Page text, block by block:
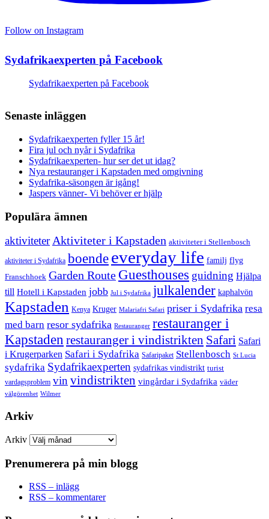
Follow on Instagram
Sydafrikaexperten på Facebook
Sydafrikaexperten på Facebook
Senaste inläggen
Sydafrikaexperten fyller 15 år!
Fira jul och nyår i Sydafrika
Sydafrikaexperten- hur ser det ut idag?
Nya restauranger i Kapstaden med omgivning
Sydafrika-säsongen är igång!
Jaspers vänner- Vi behöver er hjälp
Populära ämnen
aktiviteterAktiviteter i Kapstaden aktiviteter i Stellenbosch
aktiviteter i Sydafrika boende everyday life familj flyg
Franschhoek Garden Route Guesthouses guidning Hjälpa
till Hotell i Kapstaden jobb Jul i Sydafrika julkalender kaphalvön
Kapstaden Kenya Kruger Malariafri Safari priser i Sydafrika resa
med barn resor sydafrika Restauranger restauranger i
Kapstaden restauranger i vindistrikten Safari Safari
i Krugerparken Safari i Sydafrika Safaripaket Stellenbosch St Lucia
sydafrika Sydafrikaexperten sydafrikas vindistrikt turist
vardagsproblem vinvindistrikten vingårdar i Sydafrika väder
välgörenhet Wilmer
Arkiv
Arkiv
Prenumerera på min blogg
RSS – inlägg
RSS – kommentarer